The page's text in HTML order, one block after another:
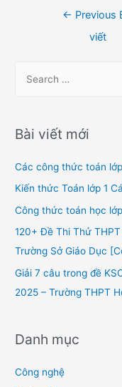
← Previous
viết
r
h
f
o
Bài viết mới
Các công thức toán
Kiến thức Toán lớp 1
Công thức toán học
120+ Đề Thi Thử
Trường Sở Giáo Dục
Giải 7 câu trong đề
2025 – Trường THPT
Danh mục
Công nghệ